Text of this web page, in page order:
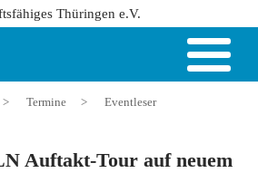
Thüringen e.V.
> Termine > Eventleser
Auftakt-Tour auf neuem